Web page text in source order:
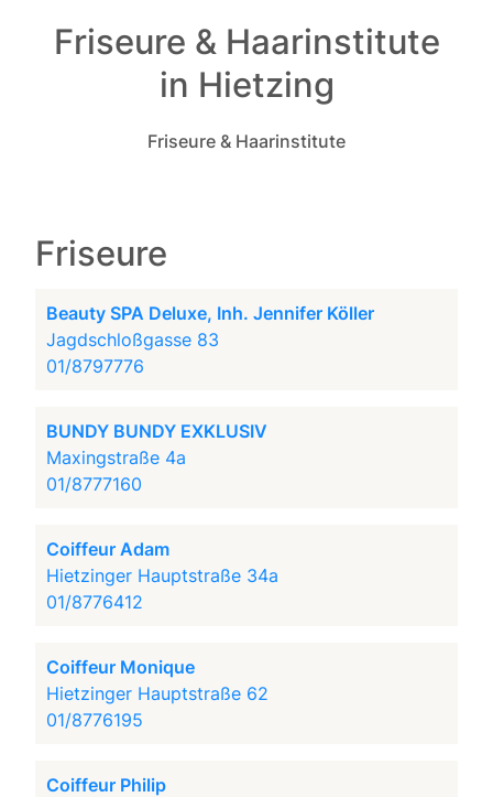
Friseure & Haarinstitute
in Hietzing
Friseure & Haarinstitute
Friseure
Beauty SPA Deluxe, Inh. Jennifer Köller
Jagdschloßgasse 83
01/8797776
BUNDY BUNDY EXKLUSIV
Maxingstraße 4a
01/8777160
Coiffeur Adam
Hietzinger Hauptstraße 34a
01/8776412
Coiffeur Monique
Hietzinger Hauptstraße 62
01/8776195
Coiffeur Philip